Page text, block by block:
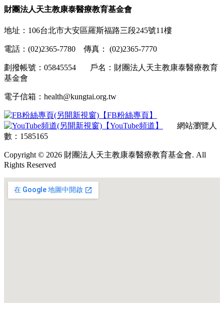
財團法人天主教康泰醫療教育基金會
地址：106台北市大安區羅斯福路三段245號11樓
電話：(02)2365-7780 傳真： (02)2365-7770
劃撥帳號：05845554 戶名：財團法人天主教康泰醫療教育
基金會
電子信箱：health@kungtai.org.tw
【FB粉絲專頁】
【YouTube頻道】
網站瀏覽人
數：1585165
Copyright © 2026 財團法人天主教康泰醫療教育基金會. All
Rights Reserved